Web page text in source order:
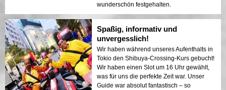
wunderschön festgehalten.
Spaßig, informativ und
unvergesslich!
Wir haben während unseres Aufenthalts in
Tokio den Shibuya-Crossing-Kurs gebucht!
Wir haben einen Slot um 16 Uhr gewählt,
was für uns die perfekte Zeit war. Unser
Guide war absolut fantastisch – so